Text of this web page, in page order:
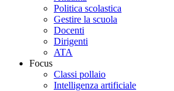
Politica scolastica
Gestire la scuola
Docenti
Dirigenti
ATA
Focus
Classi pollaio
Intelligenza artificiale